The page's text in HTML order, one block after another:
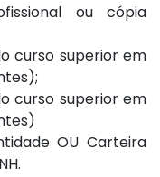
ou cópia
curso superior em
curso superior em
OU Carteira